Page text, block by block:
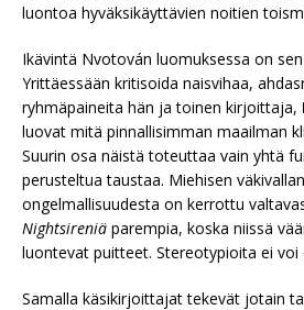
luontoa hyväksikäyttävien noitien
Ikävintä Nvotován luomuksessa on
Yrittäessään kritisoida naisvihaa,
ryhmäpaineita hän ja toinen kirjoittaja,
luovat mitä pinnallisimman maailman
Suurin osa näistä toteuttaa vain yhtä
perusteltua taustaa. Miehisen
ongelmallisuudesta on kerrottu
Nightsireniä parempia, koska niissä
luontevat puitteet. Stereotypioita ei voi
Samalla käsikirjoittajat tekevät jotain